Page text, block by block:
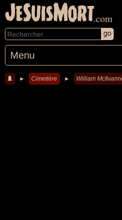
JeSuisMort.com
Menu
► Cimetière ► William